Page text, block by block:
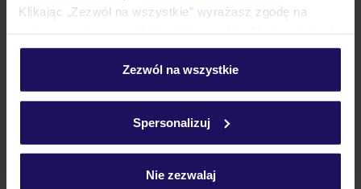
Klikając „Zezwól na wszystkie” wyrażasz zgodę na
personalizować swój wybór wchodząc w zakładkę
Szczegółowe informacje o plikach cookie znajdziesz
Zezwól na wszystkie
Spersonalizuj
Nie zezwalaj
Atrakcje
Ważne informacje